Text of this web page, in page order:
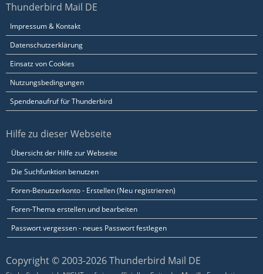
Thunderbird Mail DE
Impressum & Kontakt
Datenschutzerklärung
Einsatz von Cookies
Nutzungsbedingungen
Spendenaufruf für Thunderbird
Hilfe zu dieser Webseite
Übersicht der Hilfe zur Webseite
Die Suchfunktion benutzen
Foren-Benutzerkonto - Erstellen (Neu registrieren)
Foren-Thema erstellen und bearbeiten
Passwort vergessen - neues Passwort festlegen
Copyright © 2003-2026 Thunderbird Mail DE